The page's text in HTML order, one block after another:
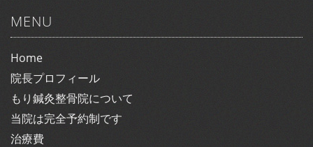
MENU
Home
院長プロフィール
もり鍼灸整骨院について
当院は完全予約制です
治療費